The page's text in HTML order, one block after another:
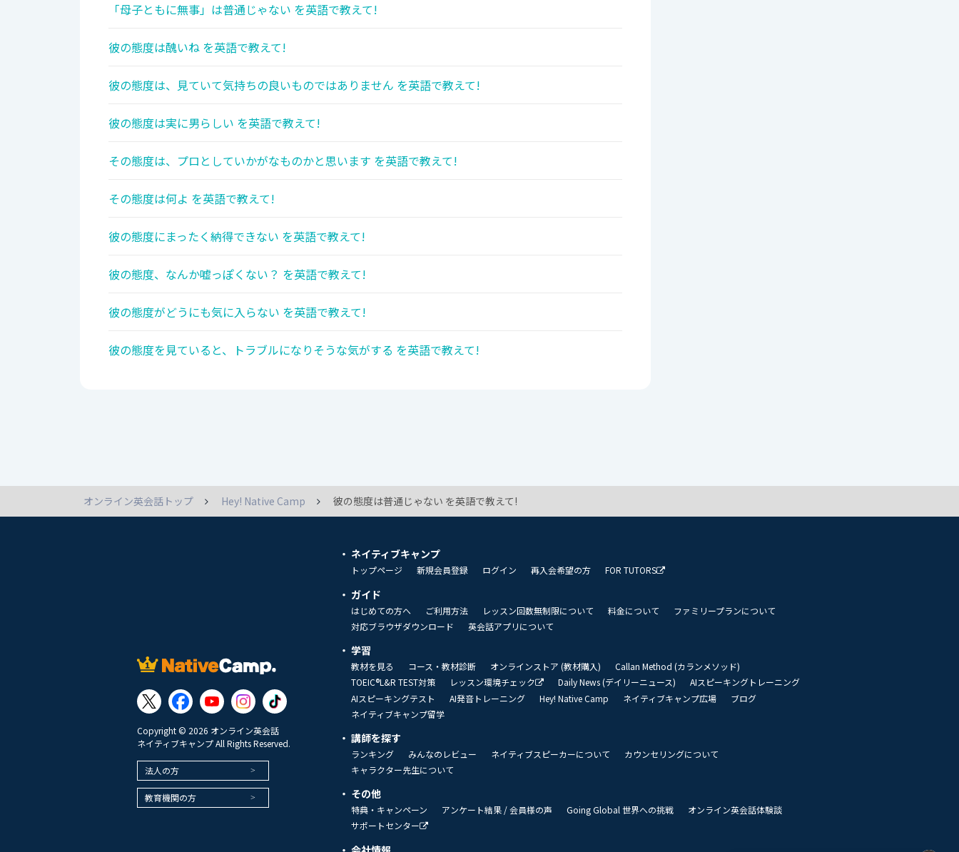
「母子ともに無事」は普通じゃない を英語で教えて!
彼の態度は醜いね を英語で教えて!
彼の態度は、見ていて気持ちの良いものではありません を英語で教えて!
彼の態度は実に男らしい を英語で教えて!
その態度は、プロとしていかがなものかと思います を英語で教えて!
その態度は何よ を英語で教えて!
彼の態度にまったく納得できない を英語で教えて!
彼の態度、なんか嘘っぽくない？ を英語で教えて!
彼の態度がどうにも気に入らない を英語で教えて!
彼の態度を見ていると、トラブルになりそうな気がする を英語で教えて!
オンライン英会話トップ Hey! Native Camp 彼の態度は普通じゃない を英語で教えて!
Copyright © 2026 オンライン英会話
ネイティブキャンプ All Rights Reserved.
法人の方
教育機関の方
ネイティブキャンプ
トップページ 新規会員登録 ログイン 再入会希望の方 FOR TUTORS
ガイド
はじめての方へ ご利用方法 レッスン回数無制限について 料金について
ファミリープランについて
対応ブラウザダウンロード
英会話アプリについて
学習
教材を見る コース・教材診断 オンラインストア (教材購入)
Callan Method (カランメソッド)
TOEIC®L&R TEST対策
レッスン環境チェック Daily News (デイリーニュース)
AIスピーキングトレーニング
AIスピーキングテスト
AI発音トレーニング Hey! Native Camp ネイティブキャンプ広場
ブログ
ネイティブキャンプ留学
講師を探す
ランキング みんなのレビュー ネイティブスピーカーについて
カウンセリングについて
キャラクター先生について
その他
特典・キャンペーン アンケート結果 / 会員様の声 Going Global 世界への挑戦
オンライン英会話体験談
サポートセンター